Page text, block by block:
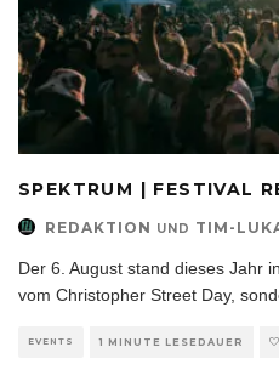
SPEKTRUM | FESTIVAL
REDAKTION UND TIM-
Der 6. August stand dieses Jahr
vom Christopher Street Day,
EVENTS 1 MINUTE LESEDAUER